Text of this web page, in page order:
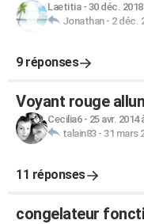
Laetitia- 30 déc. 2018
Jonathan- 2 déc.
9 réponses
Voyant rouge
Cecilia6- 25 avr. 2014
talain83- 31 mars
11 réponses
congelateur